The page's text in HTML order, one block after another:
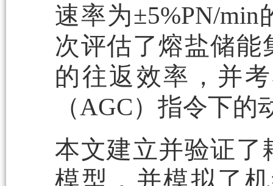
速率为±5%PN/
次评估了熔盐储
的往返效率，并
（AGC）指令下的
本文建立并验证了
模型，并模拟了机